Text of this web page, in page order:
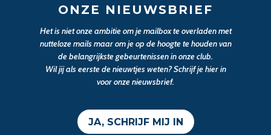
ONZE NIEUWSBRIEF
Het is niet onze ambitie om je mailbox te overladen met
nutteloze mails maar om je op de hoogte te houden van
de belangrijkste gebeurtenissen in onze club.
Wil jij als eerste de nieuwtjes weten? Schrijf je hier in
voor onze nieuwsbrief.
JA, SCHRIJF MIJ IN